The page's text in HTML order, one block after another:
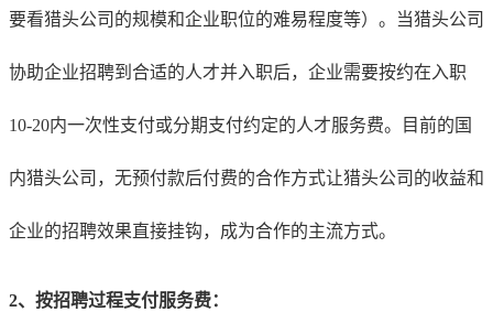
要看猎头公司的规模和企业职位的难易程度等）。当猎头公司
协助企业招聘到合适的人才并入职后，企业需要按约在入职
10-20内一次性支付或分期支付约定的人才服务费。目前的国
内猎头公司，无预付款后付费的合作方式让猎头公司的收益和
企业的招聘效果直接挂钩，成为合作的主流方式。
2、按招聘过程支付服务费：